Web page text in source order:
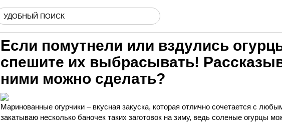
Если помутнели или вздулись
спешите их выбрасывать!
ними можно сделать?
Маринованные огурчики – вкусная закуска, которая отлично сочетается с
закатываю несколько баночек таких заготовок на зиму, ведь соленые огурцы